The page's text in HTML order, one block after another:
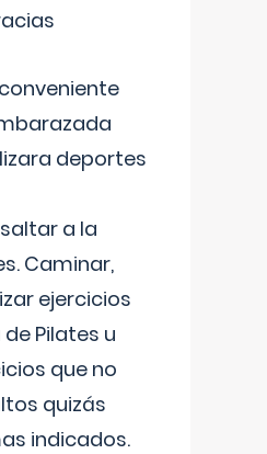
deportes
a la
Caminar,
ejercicios
Pilates u
que no
quizás
indicados.